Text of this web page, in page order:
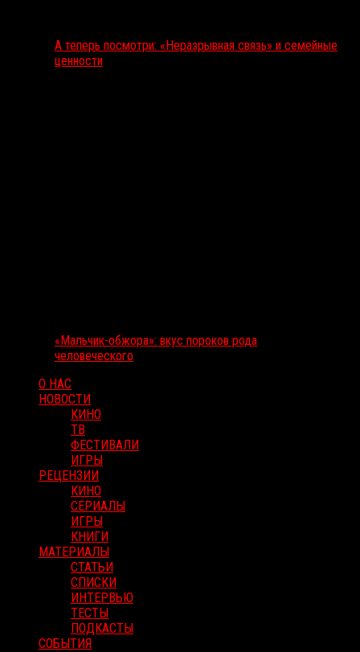
А теперь посмотри: «Неразрывная связь» и семейные
ценности
«Мальчик-обжора»: вкус пороков рода
человеческого
О НАС
НОВОСТИ
КИНО
ТВ
ФЕСТИВАЛИ
ИГРЫ
РЕЦЕНЗИИ
КИНО
СЕРИАЛЫ
ИГРЫ
КНИГИ
МАТЕРИАЛЫ
СТАТЬИ
СПИСКИ
ИНТЕРВЬЮ
ТЕСТЫ
ПОДКАСТЫ
СОБЫТИЯ